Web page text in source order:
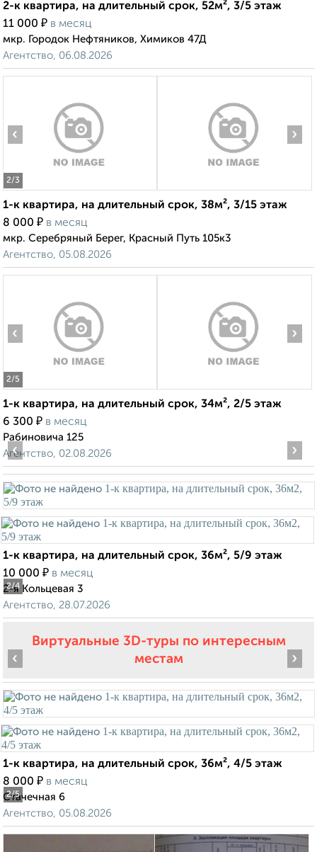
2-к квартира, на длительный срок, 52м², 3/5 этаж
11 000 ₽ в месяц
мкр. Городок Нефтяников, Химиков 47Д
Агентство, 06.08.2026
2/3
‹ ›
1-к квартира, на длительный срок, 38м², 3/15 этаж
8 000 ₽ в месяц
мкр. Серебряный Берег, Красный Путь 105к3
Агентство, 05.08.2026
2/5
‹ ›
1-к квартира, на длительный срок, 34м², 2/5 этаж
6 300 ₽ в месяц
Рабиновича 125
Агентство, 02.08.2026
2/4
‹ ›
1-к квартира, на длительный срок, 36м², 5/9 этаж
10 000 ₽ в месяц
2-я Кольцевая 3
Агентство, 28.07.2026
Виртуальные 3D-туры по интересным
местам
2/5
‹ ›
1-к квартира, на длительный срок, 36м², 4/5 этаж
8 000 ₽ в месяц
Стачечная 6
Агентство, 05.08.2026